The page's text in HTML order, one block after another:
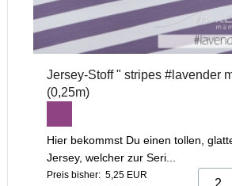
Jersey-Stoff " stripes #lavender
(0,25m)
Hier bekommst Du einen tollen,
Jersey, welcher zur Seri...
Preis bisher: 5,25 EUR